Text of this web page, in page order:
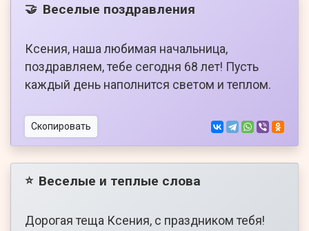
🤝 Веселые поздравления
Ксения, наша любимая начальница,
поздравляем, тебе сегодня 68 лет! Пусть
каждый день наполнится светом и теплом.
Скопировать
⭐ Веселые и теплые слова
Дорогая теща Ксения, с праздником тебя!